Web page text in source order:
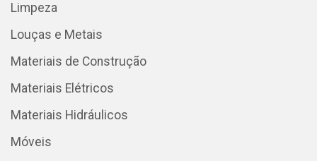
Limpeza
Louças e Metais
Materiais de Construção
Materiais Elétricos
Materiais Hidráulicos
Móveis